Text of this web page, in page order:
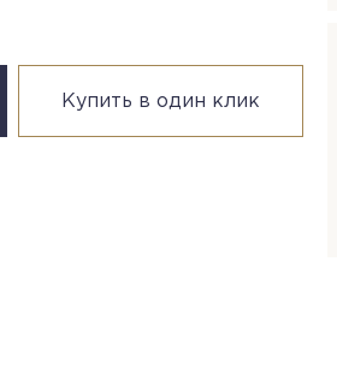
Купить в один клик